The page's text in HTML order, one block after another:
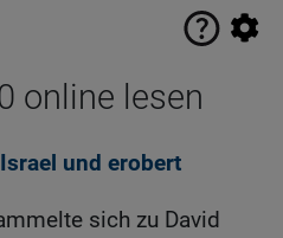
online lesen
und erobert
sich zu David